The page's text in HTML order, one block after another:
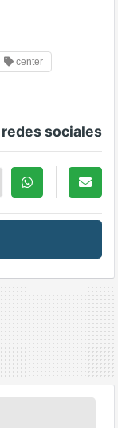
center
sociales